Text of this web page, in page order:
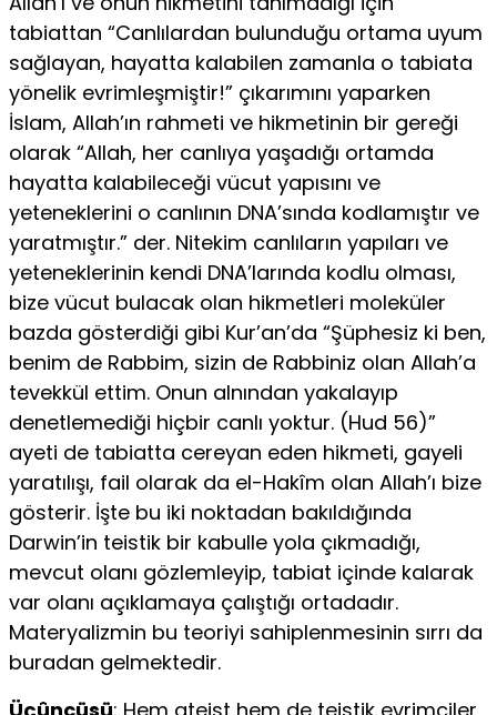
tabiattan “Canlılardan bulunduğu ortama uyum
sağlayan, hayatta kalabilen zamanla o tabiata
yönelik evrimleşmiştir!” çıkarımını yaparken
İslam, Allah’ın rahmeti ve hikmetinin bir gereği
olarak “Allah, her canlıya yaşadığı ortamda
hayatta kalabileceği vücut yapısını ve
yeteneklerini o canlının DNA’sında kodlamıştır ve
yaratmıştır.” der. Nitekim canlıların yapıları ve
yeteneklerinin kendi DNA’larında kodlu olması,
bize vücut bulacak olan hikmetleri moleküler
bazda gösterdiği gibi Kur’an’da “Şüphesiz ki ben,
benim de Rabbim, sizin de Rabbiniz olan Allah’a
tevekkül ettim. Onun alnından yakalayıp
denetlemediği hiçbir canlı yoktur. (Hud 56)”
ayeti de tabiatta cereyan eden hikmeti, gayeli
yaratılışı, fail olarak da el-Hakîm olan Allah’ı bize
gösterir. İşte bu iki noktadan bakıldığında
Darwin’in teistik bir kabulle yola çıkmadığı,
mevcut olanı gözlemleyip, tabiat içinde kalarak
var olanı açıklamaya çalıştığı ortadadır.
Materyalizmin bu teoriyi sahiplenmesinin sırrı da
buradan gelmektedir.